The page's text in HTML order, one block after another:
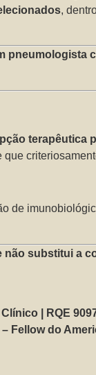
,
terapêutica
que
de
não substitui a
| RQE
Fellow do